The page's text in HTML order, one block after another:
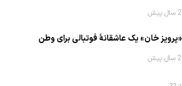
2 سال پیش
«پرویز خان» یک عاشقانهٔ فوتبالی برای وطن
2 سال پیش